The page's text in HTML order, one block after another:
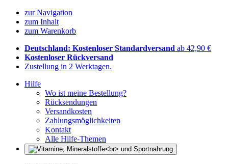
zur Navigation
zum Inhalt
zum Warenkorb
Deutschland: Kostenloser Standardversand ab 42,90 €
Kostenloser Rückversand
Zustellung in 2 Werktagen.
Hilfe
Wo ist meine Bestellung?
Rücksendungen
Versandkosten
Zahlungsmöglichkeiten
Kontakt
Alle Hilfe-Themen